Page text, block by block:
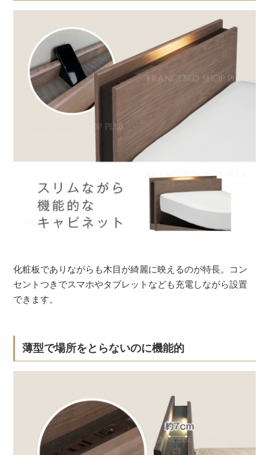
化粧板でありながらも木目が綺麗に映えるのが特長。コン
セントつきでスマホやタブレットなども充電しながら設置
できます。
薄型で場所をとらないのに機能的